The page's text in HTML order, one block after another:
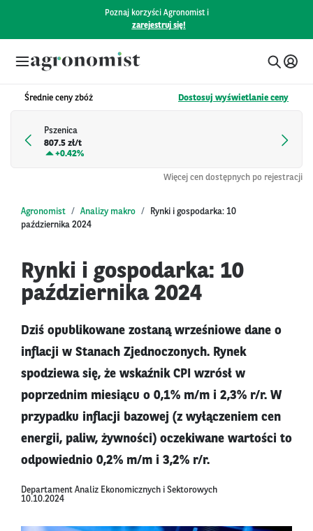
Poznaj korzyści Agronomist i
zarejestruj się!
Średnie ceny zbóż Dostosuj wyświetlanie ceny
Pszenica
807.5 zł/t
+0.42%
Więcej cen dostępnych po rejestracji
Agronomist Analizy makro
Rynki i gospodarka: 10
października 2024
Rynki i gospodarka: 10
października 2024
Dziś opublikowane zostaną wrześniowe dane o
inflacji w Stanach Zjednoczonych. Rynek
spodziewa się, że wskaźnik CPI wzrósł w
poprzednim miesiącu o 0,1% m/m i 2,3% r/r. W
przypadku inflacji bazowej (z wyłączeniem cen
energii, paliw, żywności) oczekiwane wartości to
odpowiednio 0,2% m/m i 3,2% r/r.
Departament Analiz Ekonomicznych i Sektorowych
10.10.2024